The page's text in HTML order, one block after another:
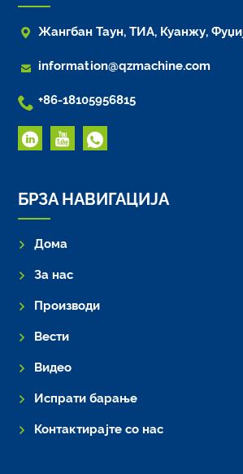
 Жангбан Таун, ТИА, Куанжу,
 information@qzmachine.com
 +86-18105956815
БРЗА НАВИГАЦИЈА
Дома
За нас
Производи
Вести
Видео
Испрати барање
Контактирајте со нас